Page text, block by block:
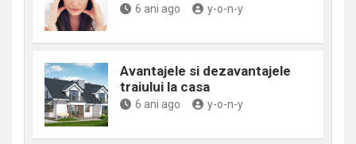
6 ani ago y-o-n-y
Avantajele si dezavantajele
traiului la casa
6 ani ago y-o-n-y